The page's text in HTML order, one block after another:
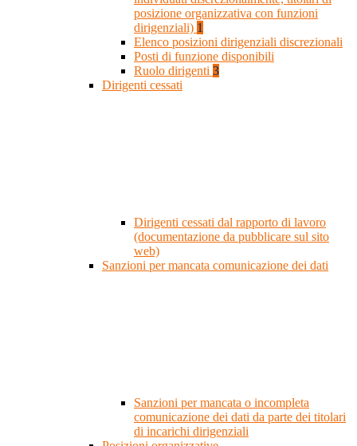
posizione organizzativa con funzioni
dirigenziali) 1
Elenco posizioni dirigenziali discrezionali
Posti di funzione disponibili
Ruolo dirigenti 3
Dirigenti cessati
Dirigenti cessati dal rapporto di lavoro
(documentazione da pubblicare sul sito
web)
Sanzioni per mancata comunicazione dei dati
Sanzioni per mancata o incompleta
comunicazione dei dati da parte dei titolari
di incarichi dirigenziali